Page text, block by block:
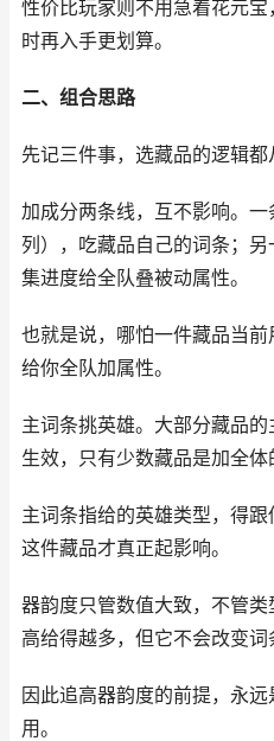
性价比玩家则不用急着花元
时再入手更划算。
二、组合思路
先记三件事，选藏品的逻辑都
加成分两条线，互不影响。
列），吃藏品自己的词条；
集进度给全队叠被动属性。
也就是说，哪怕一件藏品当
给你全队加属性。
主词条挑英雄。大部分藏品
生效，只有少数藏品是加全体
主词条指给的英雄类型，得跟
这件藏品才真正起影响。
器韵度只管数值大致，不管
高给得越多，但它不会改变词
因此追高器韵度的前提，永
用。